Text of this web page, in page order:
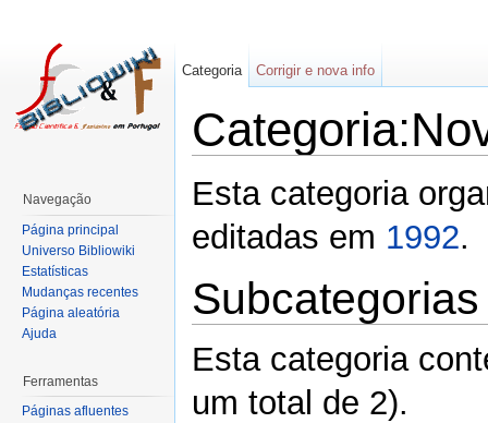
Esta categoria
editadas em 1992.
Subcategorias
Esta categoria
um total de 2).
Categoria Corrigir e nova info
Navegação
Página principal
Universo Bibliowiki
Estatísticas
Mudanças recentes
Página aleatória
Ajuda
Ferramentas
Páginas afluentes